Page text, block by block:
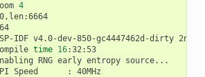
4
load:0x40080400,len:6664
0x40080764
IDF v4.0-dev-850-gc4447462d-dirty 2nd
time 16
:32:53
RNG early entropy
Speed :